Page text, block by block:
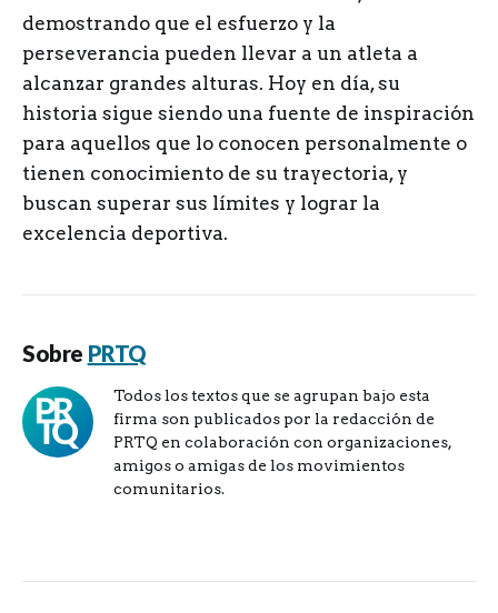
demostrando que el esfuerzo y la
perseverancia pueden llevar a un atleta a
alcanzar grandes alturas. Hoy en día, su
historia sigue siendo una fuente de inspiración
para aquellos que lo conocen personalmente o
tienen conocimiento de su trayectoria, y
buscan superar sus límites y lograr la
excelencia deportiva.
Sobre PRTQ
Todos los textos que se agrupan bajo esta
firma son publicados por la redacción de
PRTQ en colaboración con organizaciones,
amigos o amigas de los movimientos
comunitarios.